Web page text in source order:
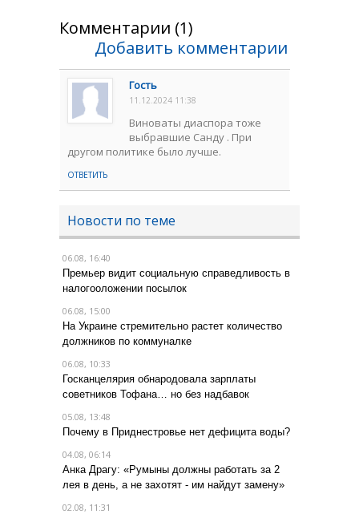
Комментарии (1)
Добавить комментарии
Гость
11.12.2024 11:38
Виноваты диаспора тоже
выбравшие Санду . При
другом политике было лучше.
ОТВЕТИТЬ
Новости по теме
06.08, 16:40
Премьер видит социальную справедливость в
налогооложении посылок
06.08, 15:00
На Украине стремительно растет количество
должников по коммуналке
06.08, 10:33
Госканцелярия обнародовала зарплаты
советников Тофана… но без надбавок
05.08, 13:48
Почему в Приднестровье нет дефицита воды?
04.08, 06:14
Анка Драгу: «Румыны должны работать за 2
лея в день, а не захотят - им найдут замену»
02.08, 11:31